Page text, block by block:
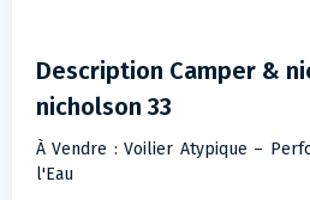
Description Camper &
nicholson 33
À Vendre : Voilier Atypique –
l'Eau